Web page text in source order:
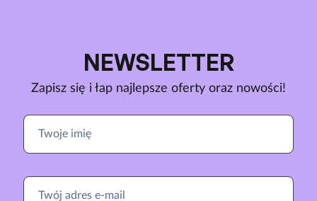
NEWSLETTER
Zapisz się i łap najlepsze oferty oraz nowości!